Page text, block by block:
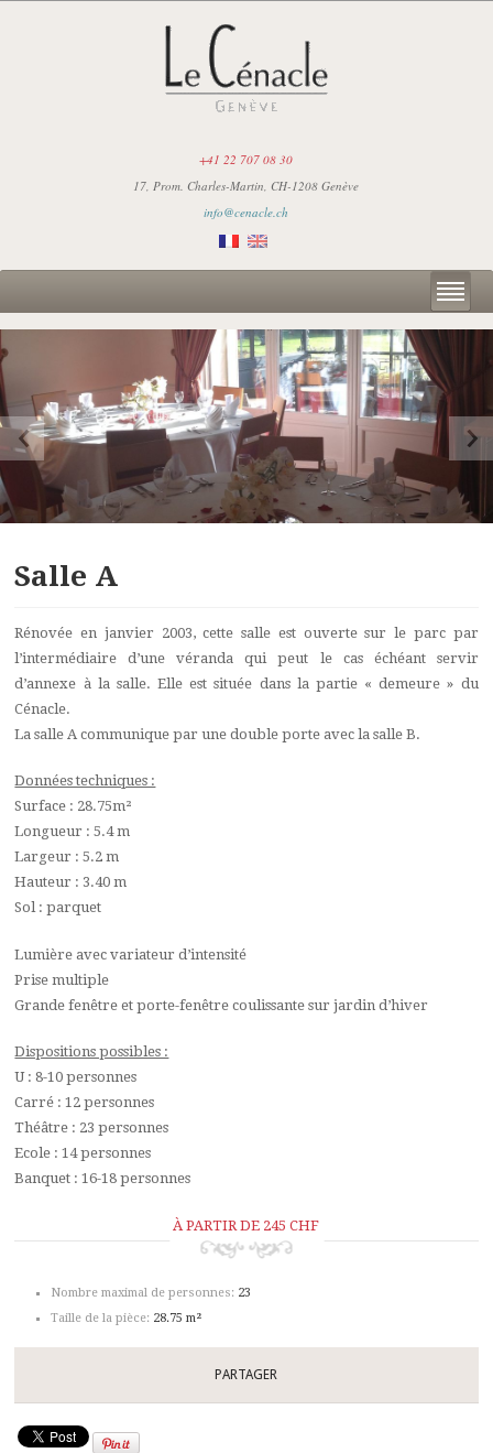
+41 22 707 08 30
17, Prom. Charles-Martin, CH-1208 Genève
info@cenacle.ch
Salle A
Rénovée en janvier 2003, cette salle est ouverte sur le parc par
l’intermédiaire d’une véranda qui peut le cas échéant servir
d’annexe à la salle. Elle est située dans la partie « demeure » du
Cénacle.
La salle A communique par une double porte avec la salle B.
Données techniques :
Surface : 28.75m²
Longueur : 5.4 m
Largeur : 5.2 m
Hauteur : 3.40 m
Sol : parquet
Lumière avec variateur d’intensité
Prise multiple
Grande fenêtre et porte-fenêtre coulissante sur jardin d’hiver
Dispositions possibles :
U : 8-10 personnes
Carré : 12 personnes
Théâtre : 23 personnes
Ecole : 14 personnes
Banquet : 16-18 personnes
À PARTIR DE 245 CHF
Nombre maximal de personnes: 23
Taille de la pièce: 28.75 m²
PARTAGER